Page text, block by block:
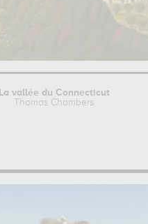
La vallée du Connecticut
Thomas Chambers